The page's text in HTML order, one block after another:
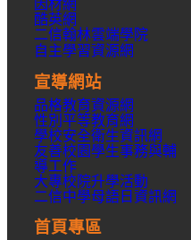
因材網
酷英網
二信翰林雲端學院
自主學習資源網
宣導網站
品格教育資源網
性別平等教育網
學校安全衛生資訊網
友善校園學生事務與輔
導工作
大專校院升學活動
二信中學母語日資訊網
首頁專區